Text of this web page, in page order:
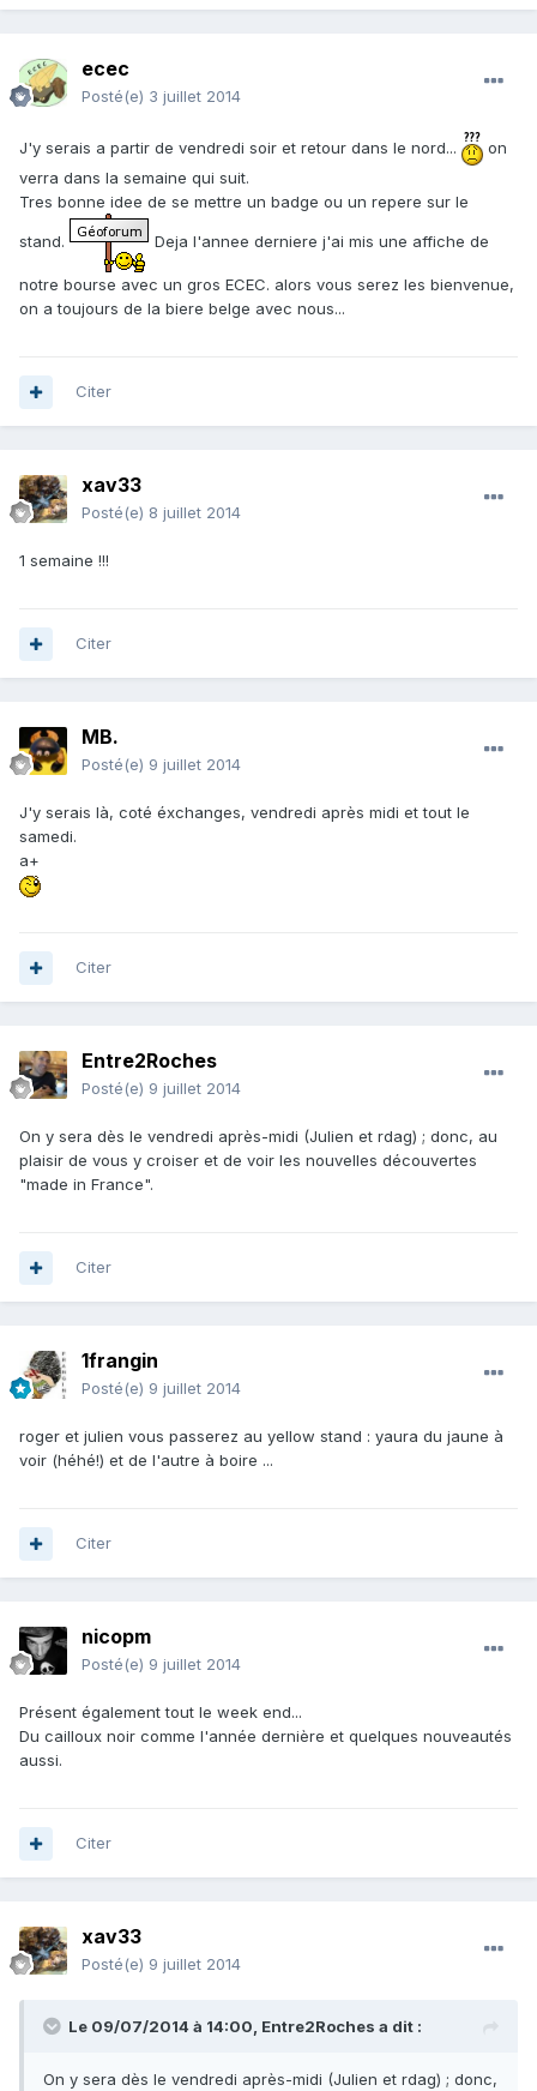
ecec
Posté(e) 3 juillet 2014
J'y serais a partir de vendredi soir et retour dans le nord...
on
verra dans la semaine qui suit.
Tres bonne idee de se mettre un badge ou un repere sur le
stand. Deja l'annee derniere j'ai mis une affiche de
notre bourse avec un gros ECEC. alors vous serez les bienvenue,
on a toujours de la biere belge avec nous...
Citer
xav33
Posté(e) 8 juillet 2014
1 semaine !!!
Citer
MB.
Posté(e) 9 juillet 2014
J'y serais là, coté éxchanges, vendredi après midi et tout le
samedi.
a+
Citer
Entre2Roches
Posté(e) 9 juillet 2014
On y sera dès le vendredi après-midi (Julien et rdag) ; donc, au
plaisir de vous y croiser et de voir les nouvelles découvertes
"made in France".
Citer
1frangin
Posté(e) 9 juillet 2014
roger et julien vous passerez au yellow stand : yaura du jaune à
voir (héhé!) et de l'autre à boire ...
Citer
nicopm
Posté(e) 9 juillet 2014
Présent également tout le week end...
Du cailloux noir comme l'année dernière et quelques nouveautés
aussi.
Citer
xav33
Posté(e) 9 juillet 2014
Le 09/07/2014 à 14:00, Entre2Roches a dit :
On y sera dès le vendredi après-midi (Julien et rdag) ; donc,